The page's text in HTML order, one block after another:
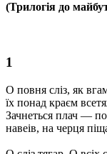
(Трилогія до
1
О повня сліз, як
їх понад краєм
Зачнеться плач —
навеів, на черця